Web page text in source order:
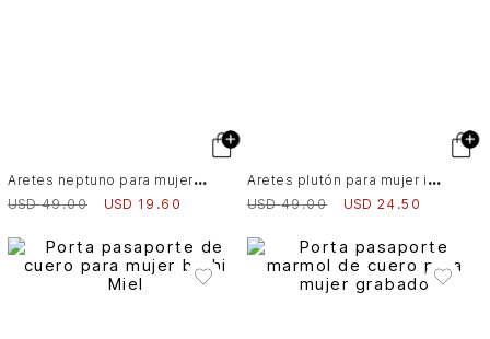
A
retes neptuno para mujer fauna colombiana
USD 49.00 USD 19 .60
A
retes plutón para mujer inspiración natural
USD 49.00 USD 24 .50